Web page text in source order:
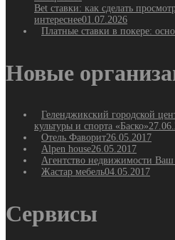
Bet ставки: как сделать
интереснее01.07.2026
Платные ставки в покере:
Новые
Геленджикский городской
культуры и спорта «Баско»
Отель Фаворит26.05.2017
Alpen house26.05.2017
Агентство недвижимости
Жастар мебель04.05.2017
Сервисы